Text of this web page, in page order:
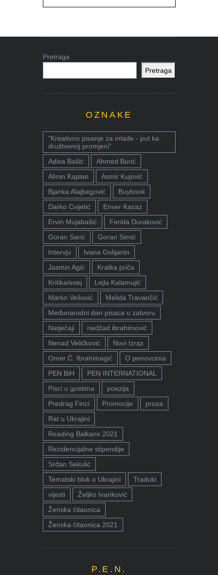
Pretraga
Pretraga
OZNAKE
"Kreativno pisanje za mlade - put ka
društvenoj promjeni"
Adisa Bašić
Ahmed Burić
Almin Kaplan
Asmir Kujović
Bjanka Alajbegović
Buybook
Darko Cvijetić
Enver Kazaz
Ervin Mujabašić
Ferida Duraković
Goran Sarić
Goran Simić
Intervju
Ivana Golijanin
Jasmin Agić
Kratka priča
Kritika/esej
Lejla Kalamujić
Marko Vešović
Melida Travančić
Međunarodni dan pisaca u zatvoru
Natječaji
nedžad ibrahimović
Nenad Veličković
Novi Izraz
Omer Ć. Ibrahimagić
O penovcima
PEN BiH
PEN INTERNATIONAL
Pisci u gostima
poezija
Predrag Finci
Promocije
proza
Rat u Ukrajini
Reading Balkans 2021
Rezidencijalne stipendije
Srđan Sekulić
Tematski blok o Ukrajini
Traduki
vijesti
Željko Ivanković
Ženska čitaonica
Ženska čitaonica 2021
P.E.N.